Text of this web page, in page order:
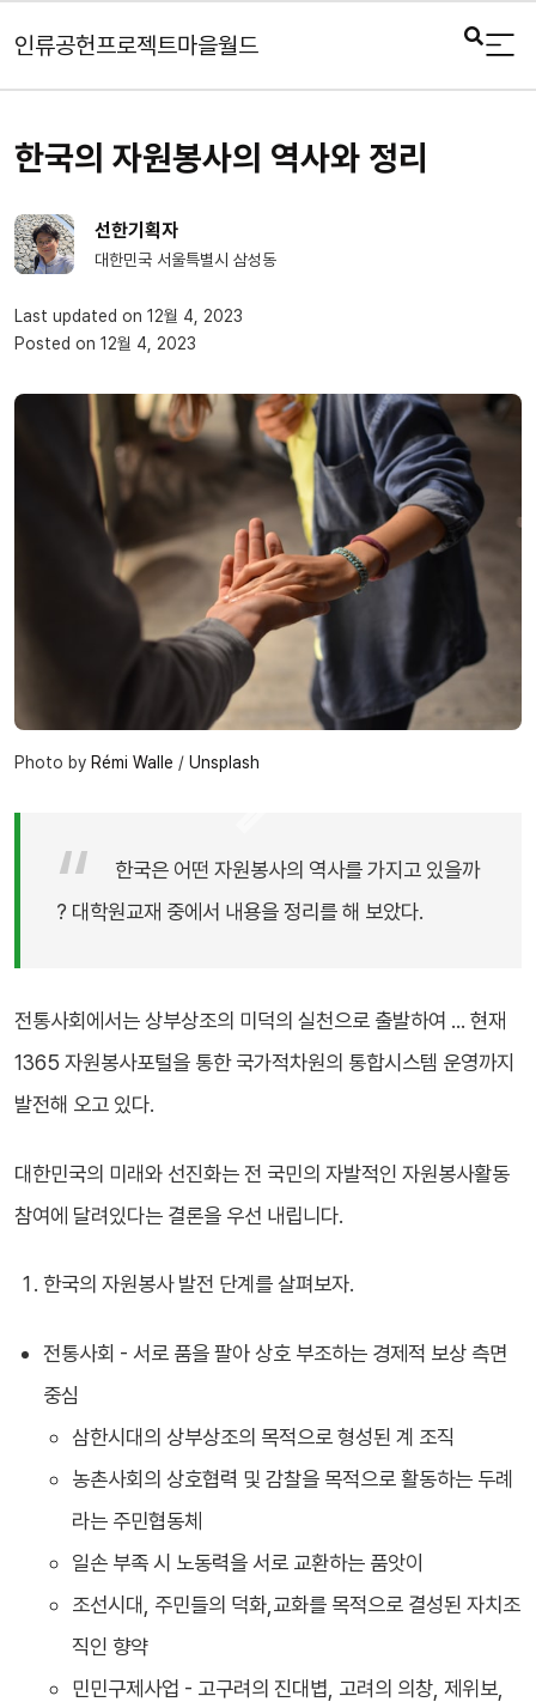
인류공헌프로젝트마을월드
한국의 자원봉사의 역사와 정리
선한기획자
대한민국 서울특별시 삼성동
Last updated on 12월 4, 2023
Posted on 12월 4, 2023
Photo by Rémi Walle / Unsplash
한국은 어떤 자원봉사의 역사를 가지고 있을까
? 대학원교재 중에서 내용을 정리를 해 보았다.
전통사회에서는 상부상조의 미덕의 실천으로 출발하여 ... 현재
1365 자원봉사포털을 통한 국가적차원의 통합시스템 운영까지
발전해 오고 있다.
대한민국의 미래와 선진화는 전 국민의 자발적인 자원봉사활동
참여에 달려있다는 결론을 우선 내립니다.
한국의 자원봉사 발전 단계를 살펴보자.
전통사회 - 서로 품을 팔아 상호 부조하는 경제적 보상 측면
중심
삼한시대의 상부상조의 목적으로 형성된 계 조직
농촌사회의 상호협력 및 감찰을 목적으로 활동하는 두례
라는 주민협동체
일손 부족 시 노동력을 서로 교환하는 품앗이
조선시대, 주민들의 덕화,교화를 목적으로 결성된 자치조
직인 향약
민민구제사업 - 고구려의 진대볍, 고려의 의창, 제위보,